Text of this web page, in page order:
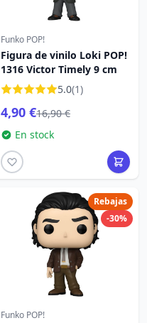
Funko POP!
Figura de vinilo Loki POP!
1316 Victor Timely 9 cm
5.0(1)
4,90 €16,90 €
En stock
Rebajas
-30%
Funko POP!